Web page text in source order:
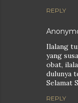
REPLY
Ilalang
yang
obat,
dulunya
Selamat
REPLY